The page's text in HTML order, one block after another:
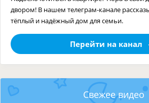
двором! В нашем телеграм-канале
тёплый и надёжный дом для семьи.
Перейти на канал
Свежее видео